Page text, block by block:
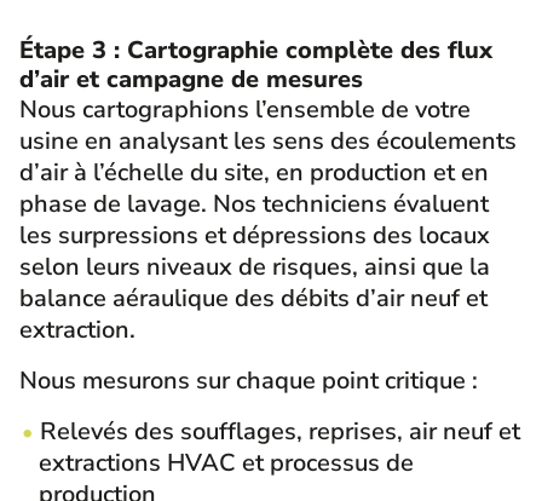
Étape 3 : Cartographie complète des flux
d’air et campagne de mesures
Nous cartographions l’ensemble de votre
usine en analysant les sens des écoulements
d’air à l’échelle du site, en production et en
phase de lavage. Nos techniciens évaluent
les surpressions et dépressions des locaux
selon leurs niveaux de risques, ainsi que la
balance aéraulique des débits d’air neuf et
extraction.
Nous mesurons sur chaque point critique :
Relevés des soufflages, reprises, air neuf et
extractions HVAC et processus de
production